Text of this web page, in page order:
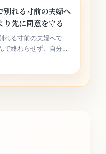
別れる寸前の夫婦へ
り先に同意を守る
れる寸前の夫婦へで
で終わらせず、自分の
の行動へ落とし込むこ